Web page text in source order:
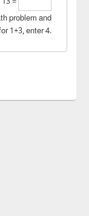
problem and
1+3, enter 4.